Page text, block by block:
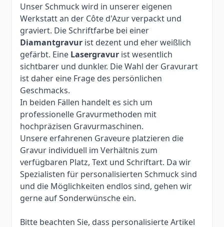
Unser Schmuck wird in unserer eigenen
Werkstatt an der Côte d'Azur verpackt und
graviert. Die Schriftfarbe bei einer
Diamantgravur ist dezent und eher weißlich
gefärbt. Eine Lasergravur ist wesentlich
sichtbarer und dunkler. Die Wahl der Gravurart
ist daher eine Frage des persönlichen
Geschmacks.
In beiden Fällen handelt es sich um
professionelle Gravurmethoden mit
hochpräzisen Gravurmaschinen.
Unsere erfahrenen Graveure platzieren die
Gravur individuell im Verhältnis zum
verfügbaren Platz, Text und Schriftart. Da wir
Spezialisten für personalisierten Schmuck sind
und die Möglichkeiten endlos sind, gehen wir
gerne auf Sonderwünsche ein.
Bitte beachten Sie, dass personalisierte Artikel